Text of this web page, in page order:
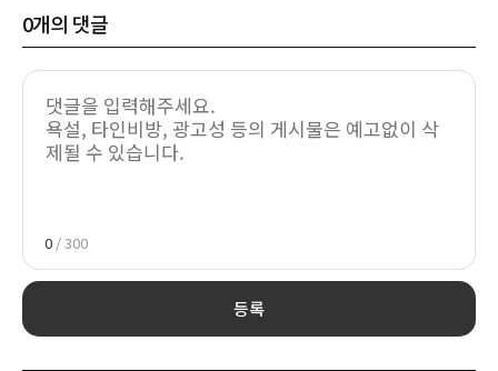
0개의 댓글
0 / 300
등록